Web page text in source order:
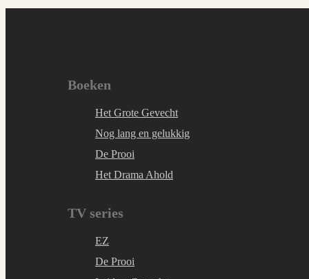
Boeken
Het Grote Gevecht
Nog lang en gelukkig
De Prooi
Het Drama Ahold
TV series
EZ
De Prooi